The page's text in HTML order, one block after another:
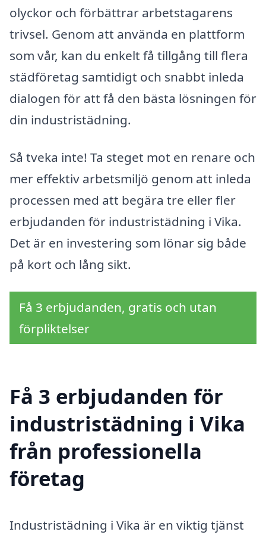
olyckor och förbättrar arbetstagarens
trivsel. Genom att använda en plattform
som vår, kan du enkelt få tillgång till flera
städföretag samtidigt och snabbt inleda
dialogen för att få den bästa lösningen för
din industristädning.
Så tveka inte! Ta steget mot en renare och
mer effektiv arbetsmiljö genom att inleda
processen med att begära tre eller fler
erbjudanden för industristädning i Vika.
Det är en investering som lönar sig både
på kort och lång sikt.
Få 3 erbjudanden, gratis och utan
förpliktelser
Få 3 erbjudanden för
industristädning i Vika
från professionella
företag
Industristädning i Vika är en viktig tjänst